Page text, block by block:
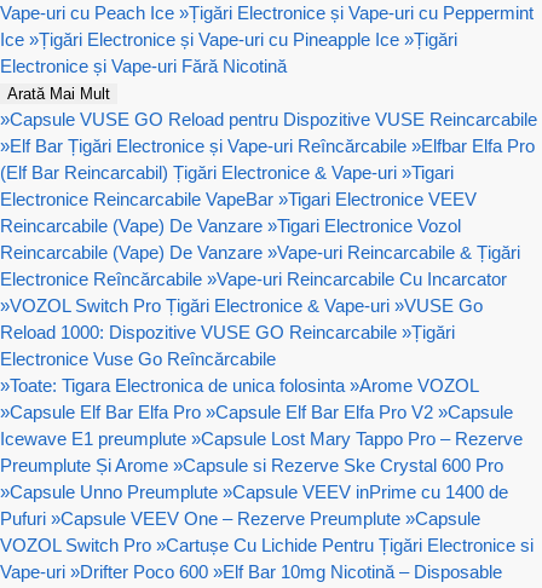
Vape-uri cu Peach Ice »Țigări Electronice și Vape-uri cu Peppermint
Ice »Țigări Electronice și Vape-uri cu Pineapple Ice »Țigări
Electronice și Vape-uri Fără Nicotină
Arată Mai Mult
»Capsule VUSE GO Reload pentru Dispozitive VUSE Reincarcabile
»Elf Bar Țigări Electronice și Vape-uri Reîncărcabile »Elfbar Elfa Pro
(Elf Bar Reincarcabil) Țigări Electronice & Vape-uri »Tigari
Electronice Reincarcabile VapeBar »Tigari Electronice VEEV
Reincarcabile (Vape) De Vanzare »Tigari Electronice Vozol
Reincarcabile (Vape) De Vanzare »Vape-uri Reincarcabile & Țigări
Electronice Reîncărcabile »Vape-uri Reincarcabile Cu Incarcator
»VOZOL Switch Pro Țigări Electronice & Vape-uri »VUSE Go
Reload 1000: Dispozitive VUSE GO Reincarcabile »Țigări
Electronice Vuse Go Reîncărcabile
»Toate: Tigara Electronica de unica folosinta »Arome VOZOL
»Capsule Elf Bar Elfa Pro »Capsule Elf Bar Elfa Pro V2 »Capsule
Icewave E1 preumplute »Capsule Lost Mary Tappo Pro – Rezerve
Preumplute Și Arome »Capsule si Rezerve Ske Crystal 600 Pro
»Capsule Unno Preumplute »Capsule VEEV inPrime cu 1400 de
Pufuri »Capsule VEEV One – Rezerve Preumplute »Capsule
VOZOL Switch Pro »Cartușe Cu Lichide Pentru Țigări Electronice si
Vape-uri »Drifter Poco 600 »Elf Bar 10mg Nicotină – Disposable